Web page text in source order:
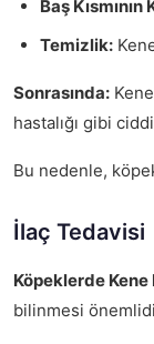
Baş Kısmının
Temizlik:
Sonrasında:
hastalığı gibi
Bu nedenle,
İlaç Tedavisi
Köpeklerde Kene
bilinmesi